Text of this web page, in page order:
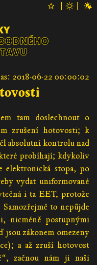
2018-06-22 00:00:02
tam doslechnout o
zrušení hotovosti; k
absolutní kontrolu nad
probíhají; kdykoliv
elektronická stopa, po
vydat uniformované
i ta EET, protože
to nepůjde
nicméně postupnými
zákonem omezeny
a až zruší hotovost
začnou nám ji naši